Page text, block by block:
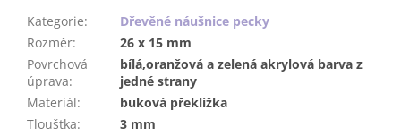
Kategorie:
Dřevěné náušnice pecky
Rozměr:
26 x 15 mm
Povrchová
úprava:
bílá,oranžová a zelená akrylová barva z
jedné strany
Materiál:
buková překližka
Tloušťka:
3 mm